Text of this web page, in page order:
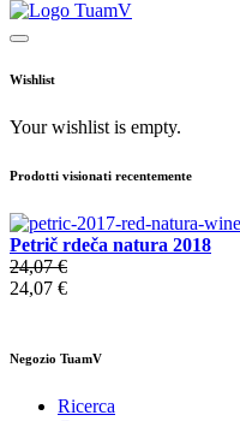
Wishlist
Your wishlist is empty.
Prodotti visionati recentemente
Petrič rdeča natura 2018
24,07 €
24,07 €
Negozio TuamV
Ricerca